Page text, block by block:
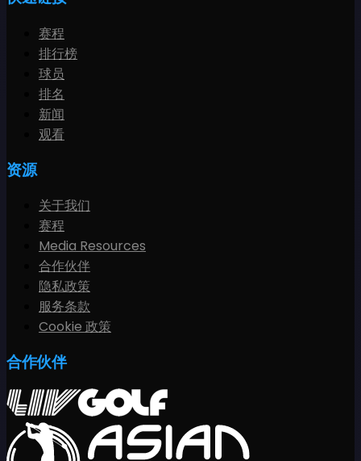
赛程
排行榜
球员
排名
新闻
观看
资源
关于我们
赛程
Media Resources
合作伙伴
隐私政策
服务条款
Cookie 政策
合作伙伴